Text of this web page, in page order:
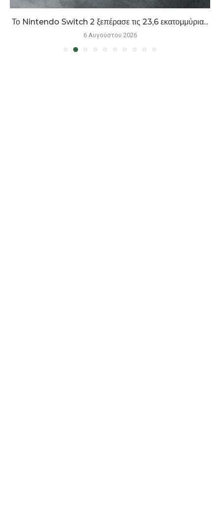
Το Nintendo Switch 2 ξεπέρασε τις 23,6 εκατομμύρια...
6 Αυγούστου 2026